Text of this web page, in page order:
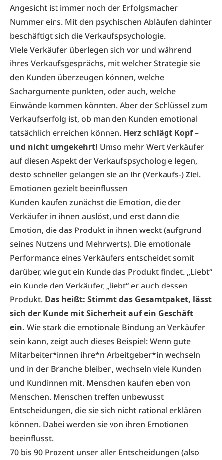
Angesicht ist immer noch der Erfolgsmacher
Nummer eins. Mit den psychischen Abläufen dahinter
beschäftigt sich die Verkaufspsychologie.
Viele Verkäufer überlegen sich vor und während
ihres Verkaufsgesprächs, mit welcher Strategie sie
den Kunden überzeugen können, welche
Sachargumente punkten, oder auch, welche
Einwände kommen könnten. Aber der Schlüssel zum
Verkaufserfolg ist, ob man den Kunden emotional
tatsächlich erreichen können. Herz schlägt Kopf –
und nicht umgekehrt! Umso mehr Wert Verkäufer
auf diesen Aspekt der Verkaufspsychologie legen,
desto schneller gelangen sie an ihr (Verkaufs-) Ziel.
Emotionen gezielt beeinflussen
Kunden kaufen zunächst die Emotion, die der
Verkäufer in ihnen auslöst, und erst dann die
Emotion, die das Produkt in ihnen weckt (aufgrund
seines Nutzens und Mehrwerts). Die emotionale
Performance eines Verkäufers entscheidet somit
darüber, wie gut ein Kunde das Produkt findet. „Liebt“
ein Kunde den Verkäufer, „liebt“ er auch dessen
Produkt. Das heißt: Stimmt das Gesamtpaket, lässt
sich der Kunde mit Sicherheit auf ein Geschäft
ein. Wie stark die emotionale Bindung an Verkäufer
sein kann, zeigt auch dieses Beispiel: Wenn gute
Mitarbeiter*innen ihre*n Arbeitgeber*in wechseln
und in der Branche bleiben, wechseln viele Kunden
und Kundinnen mit. Menschen kaufen eben von
Menschen. Menschen treffen unbewusst
Entscheidungen, die sie sich nicht rational erklären
können. Dabei werden sie von ihren Emotionen
beeinflusst.
70 bis 90 Prozent unser aller Entscheidungen (also